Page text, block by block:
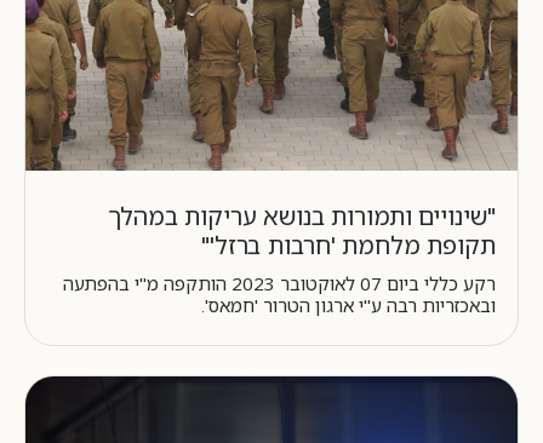
"שינויים ותמורות בנושא עריקות במהלך
תקופת מלחמת 'חרבות ברזל'"
רקע כללי ביום 07 לאוקטובר 2023 הותקפה מ"י בהפתעה
ובאכזריות רבה ע"י ארגון הטרור 'חמאס'.